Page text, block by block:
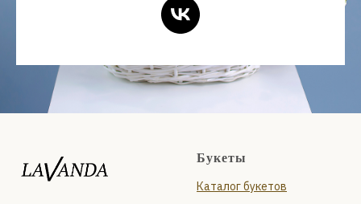
Букеты
Каталог букетов